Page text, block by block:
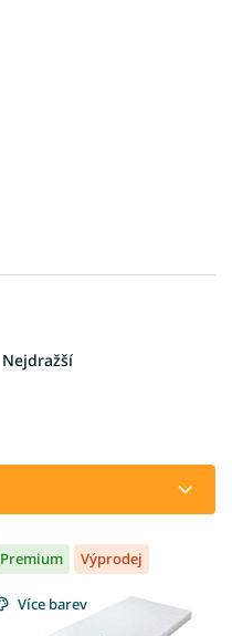
Nejdražší
Premium Výprodej
Více barev